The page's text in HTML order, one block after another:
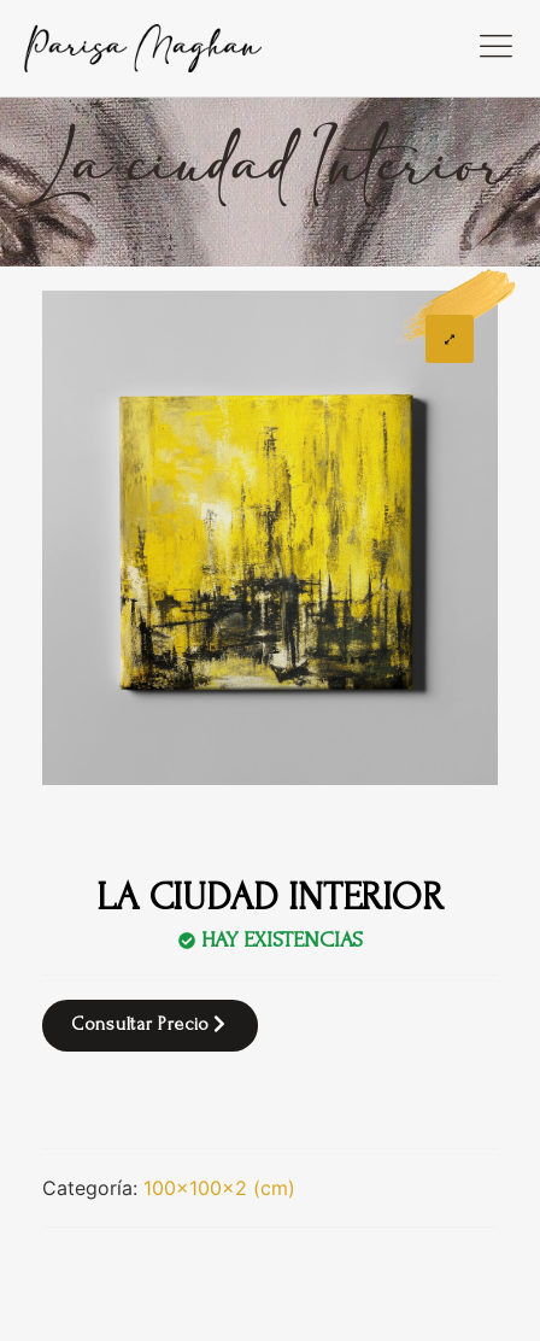
La ciudad Interior
LA CIUDAD INTERIOR
HAY EXISTENCIAS
Consultar Precio
Categoría: 100x100x2 (cm)